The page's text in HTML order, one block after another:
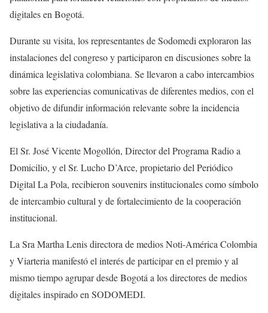
digitales en Bogotá.
Durante su visita, los representantes de Sodomedi exploraron las
instalaciones del congreso y participaron en discusiones sobre la
dinámica legislativa colombiana. Se llevaron a cabo intercambios
sobre las experiencias comunicativas de diferentes medios, con el
objetivo de difundir información relevante sobre la incidencia
legislativa a la ciudadanía.
El Sr. José Vicente Mogollón, Director del Programa Radio a
Domicilio, y el Sr. Lucho D’Arce, propietario del Periódico
Digital La Pola, recibieron souvenirs institucionales como símbolo
de intercambio cultural y de fortalecimiento de la cooperación
institucional.
La Sra Martha Lenis directora de medios Noti-América Colombia
y Viarteria manifestó el interés de participar en el premio y al
mismo tiempo agrupar desde Bogotá a los directores de medios
digitales inspirado en SODOMEDI.